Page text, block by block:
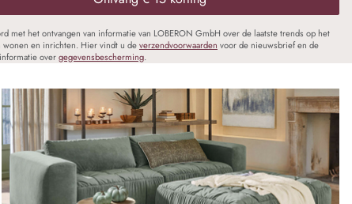
met het ontvangen van informatie van LOBERON GmbH over de laatste trends op het
wonen en inrichten. Hier vindt u deverzendvoorwaarden voor de nieuwsbrief en de
overgegevensbescherming.